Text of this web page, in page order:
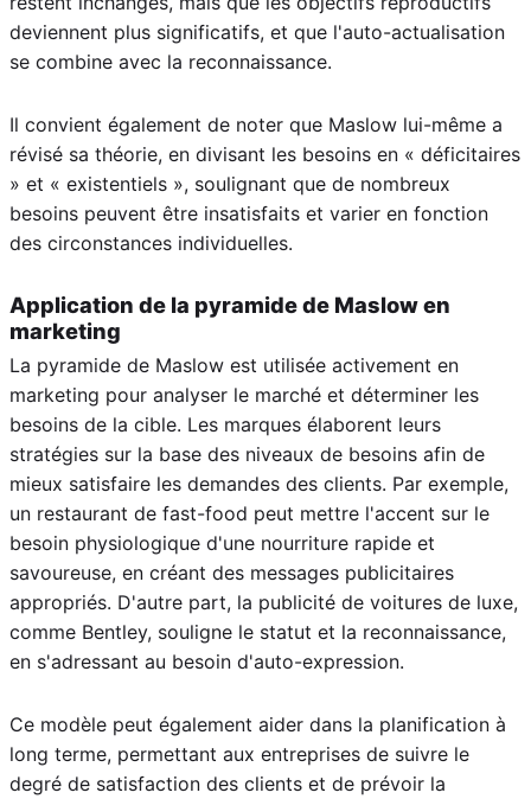
deviennent plus significatifs, et que l'auto-actualisation
se combine avec la reconnaissance.
Il convient également de noter que Maslow lui-même a
révisé sa théorie, en divisant les besoins en « déficitaires
» et « existentiels », soulignant que de nombreux
besoins peuvent être insatisfaits et varier en fonction
des circonstances individuelles.
Application de la pyramide de Maslow en
marketing
La pyramide de Maslow est utilisée activement en
marketing pour analyser le marché et déterminer les
besoins de la cible. Les marques élaborent leurs
stratégies sur la base des niveaux de besoins afin de
mieux satisfaire les demandes des clients. Par exemple,
un restaurant de fast-food peut mettre l'accent sur le
besoin physiologique d'une nourriture rapide et
savoureuse, en créant des messages publicitaires
appropriés. D'autre part, la publicité de voitures de luxe,
comme Bentley, souligne le statut et la reconnaissance,
en s'adressant au besoin d'auto-expression.
Ce modèle peut également aider dans la planification à
long terme, permettant aux entreprises de suivre le
degré de satisfaction des clients et de prévoir la